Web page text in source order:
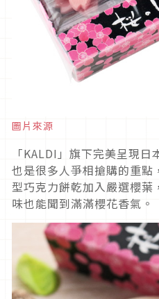
圖片來源
「KALDI」旗下完美呈現
也是很多人爭相搶購的重
型巧克力餅乾加入嚴選櫻
味也能聞到滿滿櫻花香氣。